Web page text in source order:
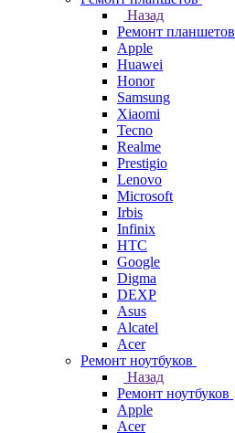
Назад
Ремонт планшетов
Apple
Huawei
Honor
Samsung
Xiaomi
Tecno
Realme
Prestigio
Lenovo
Microsoft
Irbis
Infinix
HTC
Google
Digma
DEXP
Asus
Alcatel
Acer
Ремонт ноутбуков
Назад
Ремонт ноутбуков
Apple
Acer